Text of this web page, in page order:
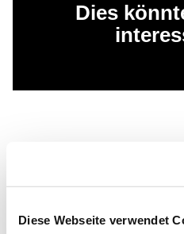
Diese Webseite verwendet
Dies